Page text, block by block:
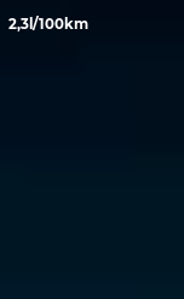
2,3l/100km